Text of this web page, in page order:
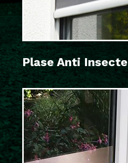
Plase Anti Insecte